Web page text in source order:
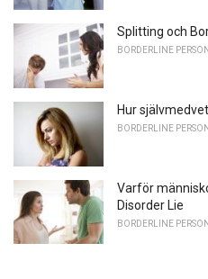
Splitting och
BORDERLINE
Hur
BORDERLINE
Varför
Disorder Lie
BORDERLINE